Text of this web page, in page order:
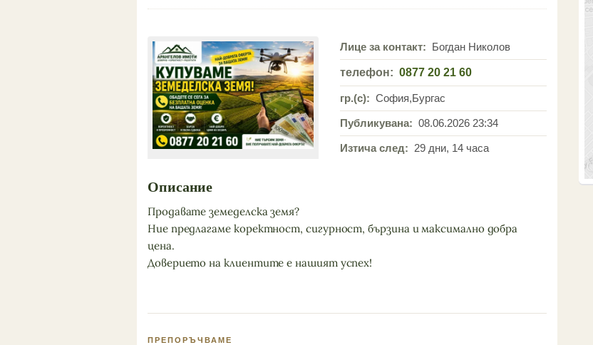
Лице за контакт: Богдан Николов
телефон: 0877 20 21 60
гр.(с): София,Бургас
Публикувана: 08.06.2026 23:34
Изтича след: 29 дни, 14 часа
Описание
Продавате земеделска земя?
Ние предлагаме коректност, сигурност, бързина и максимално добра
цена.
Доверието на клиентите е нашият успех!
ПРЕПОРЪЧВАМЕ